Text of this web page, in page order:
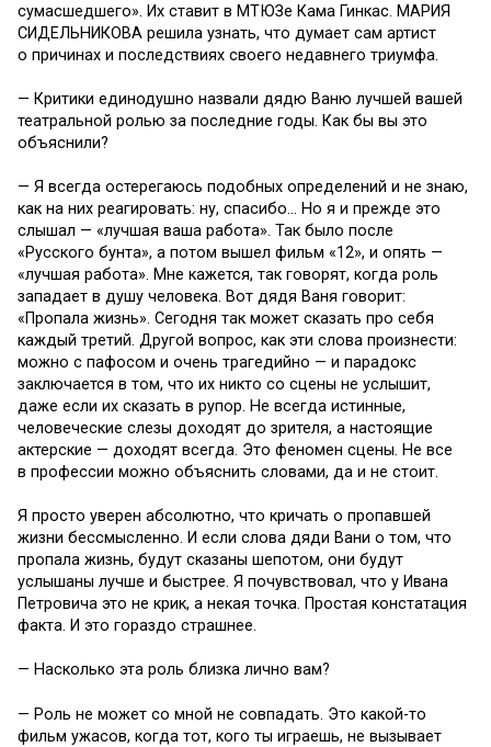
сумасшедшего». Их ставит в МТЮЗе Кама Гинкас. МАРИЯ
СИДЕЛЬНИКОВА решила узнать, что думает сам артист
о причинах и последствиях своего недавнего триумфа.
— Критики единодушно назвали дядю Ваню лучшей вашей
театральной ролью за последние годы. Как бы вы это
объяснили?
— Я всегда остерегаюсь подобных определений и не знаю,
как на них реагировать: ну, спасибо… Но я и прежде это
слышал — «лучшая ваша работа». Так было после
«Русского бунта», а потом вышел фильм «12», и опять —
«лучшая работа». Мне кажется, так говорят, когда роль
западает в душу человека. Вот дядя Ваня говорит:
«Пропала жизнь». Сегодня так может сказать про себя
каждый третий. Другой вопрос, как эти слова произнести:
можно с пафосом и очень трагедийно — и парадокс
заключается в том, что их никто со сцены не услышит,
даже если их сказать в рупор. Не всегда истинные,
человеческие слезы доходят до зрителя, а настоящие
актерские — доходят всегда. Это феномен сцены. Не все
в профессии можно объяснить словами, да и не стоит.
Я просто уверен абсолютно, что кричать о пропавшей
жизни бессмысленно. И если слова дяди Вани о том, что
пропала жизнь, будут сказаны шепотом, они будут
услышаны лучше и быстрее. Я почувствовал, что у Ивана
Петровича это не крик, а некая точка. Простая констатация
факта. И это гораздо страшнее.
— Насколько эта роль близка лично вам?
— Роль не может со мной не совпадать. Это какой-то
фильм ужасов, когда тот, кого ты играешь, не вызывает